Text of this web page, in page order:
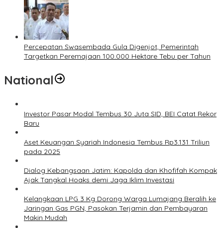
Percepatan Swasembada Gula Digenjot, Pemerintah
Targetkan Peremajaan 100.000 Hektare Tebu per Tahun
National
Investor Pasar Modal Tembus 30 Juta SID, BEI Catat Rekor
Baru
Aset Keuangan Syariah Indonesia Tembus Rp3.131 Triliun
pada 2025
Dialog Kebangsaan Jatim: Kapolda dan Khofifah Kompak
Ajak Tangkal Hoaks demi Jaga Iklim Investasi
Kelangkaan LPG 3 Kg Dorong Warga Lumajang Beralih ke
Jaringan Gas PGN, Pasokan Terjamin dan Pembayaran
Makin Mudah